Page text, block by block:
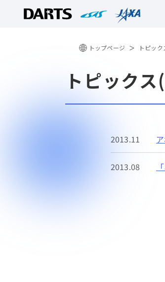
トップページ トピック
トピック
2013.11
2013.08